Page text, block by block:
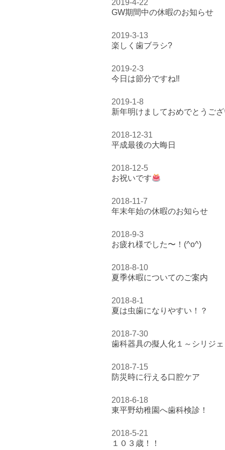
2019-4-22
GW期間中の休暇のお知らせ
2019-3-13
楽しく歯ブラシ?
2019-2-3
今日は節分ですね‼︎
2019-1-8
新年明けましておめでとうご
2018-12-31
平成最後の大晦日
2018-12-5
お祝いです
2018-11-7
年末年始の休暇のお知らせ
2018-9-3
お疲れ様でした〜！(^o^)
2018-8-10
夏季休暇についてのご案内
2018-8-1
夏は虫歯になりやすい！？
2018-7-30
歯科器具の擬人化１～シリジ
2018-7-15
防災時に行える口腔ケア
2018-6-18
東平野幼稚園へ歯科検診！
2018-5-21
１０３歳！！